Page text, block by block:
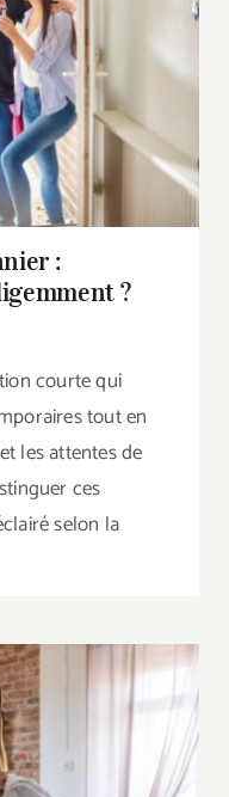
choisir
?
:
?
courte qui
tout en
les attentes de
ces
selon la